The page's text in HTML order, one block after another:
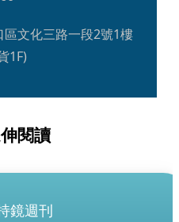
文化三路一段2號1樓
1F)
閱讀
鏡週刊